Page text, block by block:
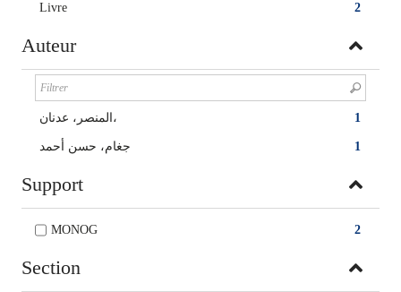
2
Livre
Auteur
1 المنصر، عدنان،
1 جغام، حسن أحمد
Support
2
MONOG
Section